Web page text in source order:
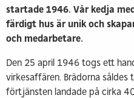
startade 1946. Vår kedja
färdigt hus är unik och
och medarbetare.
Den 25 april 1946 togs ett
virkesaffären. Brädorna såldes
förtjänsten landade på cirka